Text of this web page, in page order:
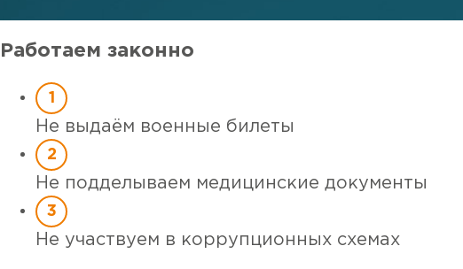
Работаем законно
Не выдаём военные билеты
Не подделываем медицинские документы
Не участвуем в коррупционных схемах